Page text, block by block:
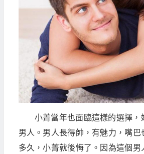
小菁當年也面臨這樣的選擇，
男人。男人長得帥，有魅力，嘴巴
多久，小菁就後悔了。因為這個男